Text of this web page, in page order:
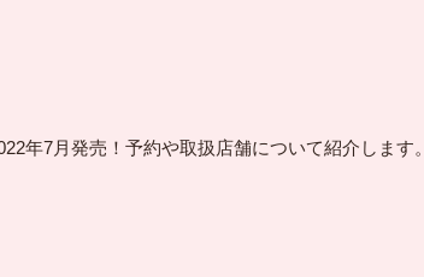
年7月発売！予約や取扱店舗について紹介します。